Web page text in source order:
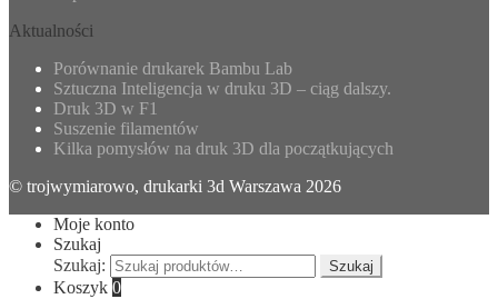
Aktualności
Porównanie drukarek Bambu Lab
Sztuczna Inteligencja w druku 3D – ciąg dalszy.
Druk 3D w F1
Suszenie filamentów
Kilka pomysłów na druk 3D dla początkujących
© trojwymiarowo, drukarki 3d Warszawa 2026
Moje konto
Szukaj
Szukaj:
Szukaj
Koszyk 0